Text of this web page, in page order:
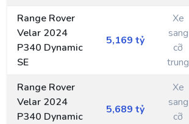
Range Rover
Velar 2024
P340 Dynamic
SE
5,169 tỷ
Xe
sang
cỡ
trung
Range Rover
Velar 2024
P340 Dynamic
5,689 tỷ
Xe
sang
cỡ